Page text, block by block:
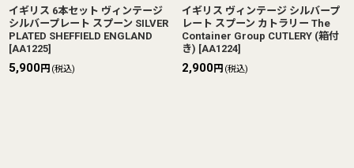
イギリス 6本セット ヴィンテージ
シルバープレート スプーン SILVER
PLATED SHEFFIELD ENGLAND
[AA1225]
5,900円 (税込)
イギリス ヴィンテージ シルバープ
レート スプーン カトラリー The
Container Group CUTLERY (箱付
き) [AA1224]
2,900円 (税込)